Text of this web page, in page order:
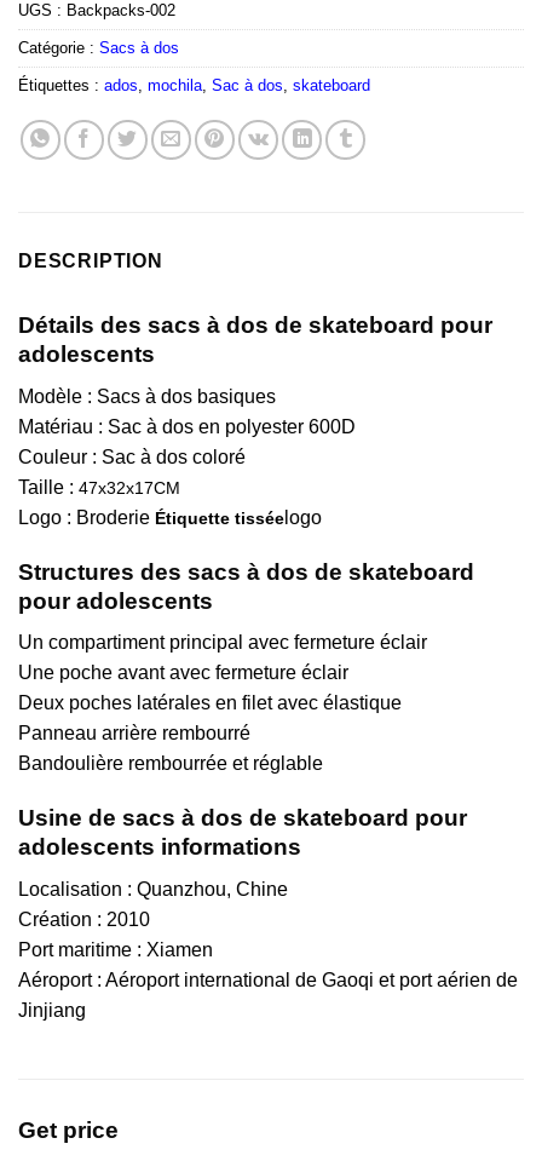
UGS : Backpacks-002
Catégorie : Sacs à dos
Étiquettes : ados, mochila, Sac à dos, skateboard
DESCRIPTION
Détails des sacs à dos de skateboard pour
adolescents
Modèle : Sacs à dos basiques
Matériau : Sac à dos en polyester 600D
Couleur : Sac à dos coloré
Taille : 47x32x17CM
Logo : Broderie Étiquette tissée logo
Structures des sacs à dos de skateboard
pour adolescents
Un compartiment principal avec fermeture éclair
Une poche avant avec fermeture éclair
Deux poches latérales en filet avec élastique
Panneau arrière rembourré
Bandoulière rembourrée et réglable
Usine de sacs à dos de skateboard pour
adolescents informations
Localisation : Quanzhou, Chine
Création : 2010
Port maritime : Xiamen
Aéroport : Aéroport international de Gaoqi et port aérien de
Jinjiang
Get price